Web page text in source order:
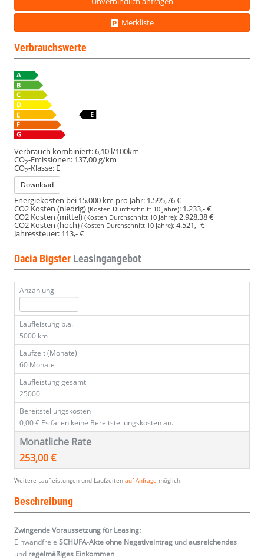
Merkliste
Verbrauchswerte
Verbrauch kombiniert:6,10 l/100km
CO2-Emissionen: 137,00 g/km
CO2-Klasse: E
Download
Energiekosten bei 15.000 km pro Jahr: 1.595,76 €
CO2 Kosten (niedrig) (Kosten Durchschnitt 10 Jahre): 1.233,- €
CO2 Kosten (mittel)(Kosten Durchschnitt 10 Jahre):2.928,38 €
CO2 Kosten (hoch) (Kosten Durchschnitt 10 Jahre):4.521,- €
Jahressteuer: 113,- €
Dacia Bigster Leasingangebot
Anzahlung
Laufleistung p.a.
5000 km
Laufzeit (Monate)
60 Monate
Laufleistung gesamt
25000
Bereitstellungskosten
0,00 € Es fallen keine Bereitstellungskosten an.
Monatliche Rate
253,00 €
Weitere Laufleistungen und Laufzeiten auf Anfrage möglich.
Beschreibung
Zwingende Voraussetzung für Leasing:
Einwandfreie SCHUFA-Akte ohne Negativeintrag undausreichendes
und regelmäßiges Einkommen